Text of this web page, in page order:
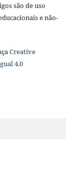
são de uso
e não-
Creative
4.0